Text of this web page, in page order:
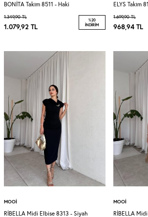
BONİTA Takım 8511 - Haki
1.349,90TL
1.079,92 TL
%20
İNDIRIM
ELYS Takım
1.699,90TL
968,94 TL
MOOI
RİBELLA Midi Elbise 8313 - Siyah
MOOI
RİBELLA